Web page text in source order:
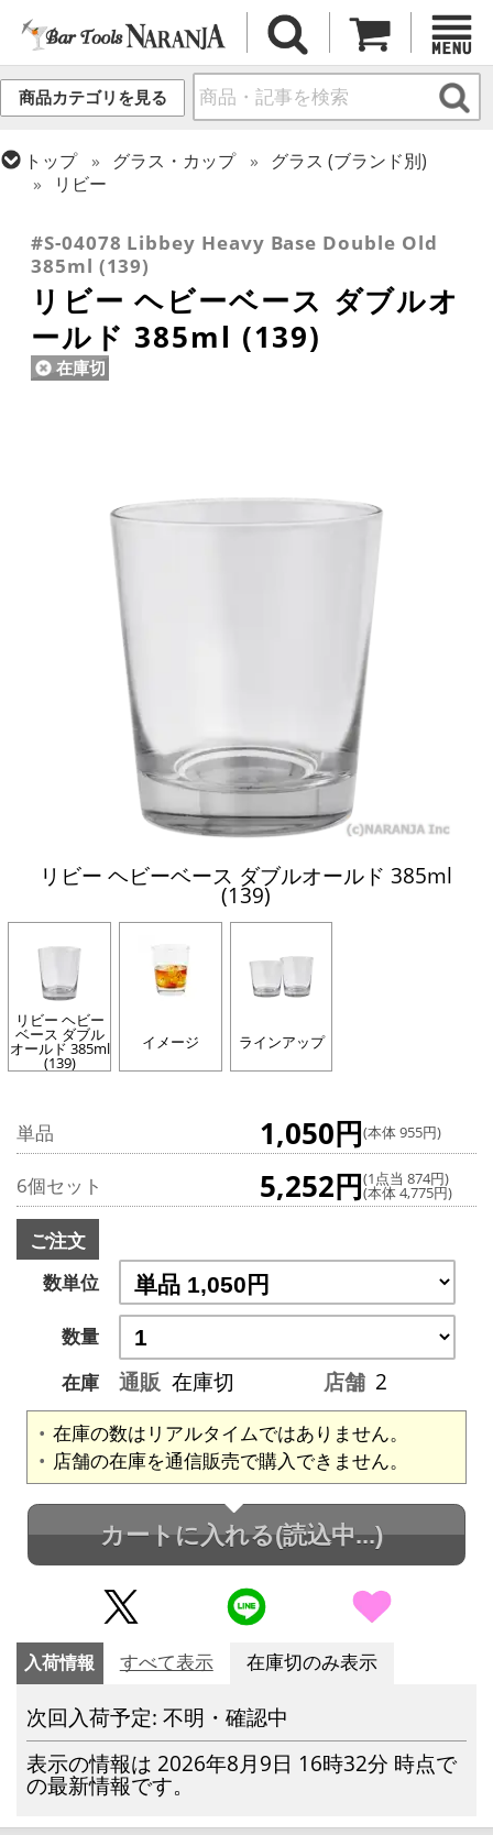
商品カテゴリを見る
トップ グラス・カップ
グラス (ブランド別)
リビー
ロックグラス
#S-04078 Libbey Heavy Base Double Old
385ml (139)
リビー ヘビーベース ダブルオ
ールド 385ml (139)
在庫切
リビー ヘビーベース ダブルオールド 385ml
(139)
リビー ヘビー
ベース ダブル
オールド 385ml
(139)
イメージ ラインアップ
単品 1,050円(本体 955円)
6個セット 5,252円(1点当 874円)
(本体 4,775円)
ご注文
数単位
数量
在庫
通販 在庫切 店舗 2
在庫の数はリアルタイムではありません。
店舗の在庫を通信販売で購入できません。
カートに入れる(読込中...)
入荷情報 すべて表示 在庫切のみ表示
次回入荷予定: 不明・確認中
表示の情報は 2026年8月9日 16時32分 時点で
の最新情報です。